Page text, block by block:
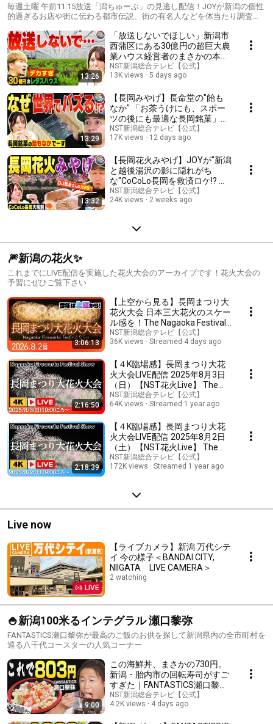
毎週土曜 午前11:15放送「潟ちゅーぶ」の見逃し配信！JOYが新潟の個性
的過ぎるお店や街に伝わる都市伝説、街の有名人などを体当たり調査し
13:26
「放送しないでほしい」新潟市
西蒲区にある30億円の超巨大農
業ハウス経営者のまさかの本
音… サッカーコートのようなレ
タス工場にJOYさん驚愕【潟ち
NST新潟総合テレビ【公式】
13K views
5 days ago
13:29
【長岡みやげ】長命堂の"飴も
なか" 「お茶うけにも、スポー
ツの後にも最適な長岡銘菓」が
令和に驚愕の大ブレイク！未知
の食感にJOYさんも夢中【潟ち
NST新潟総合テレビ【公式】
17K views
12 days ago
13:32
【長岡花火みやげ】JOYが"新潟
と越後湯沢の影に隠れがち
な"CoCoLo長岡を救済ロケ!? マ
ツコ絶賛かまぼこ&名物イタリ
アン爆食♪お土産ぴったりな地
NST新潟総合テレビ【公式】
24K views
2 weeks ago
🎆新潟の花火✨
これまでにLIVE配信を実施した花火大会のアーカイブです！花火大会の
予習にぜひご覧下さい
3:06:13
【上空から見る】長岡まつり大
花火大会 日本三大花火のスケー
ル感を！The Nagaoka Festival
The Grand Fireworks Show
NST新潟総合テレビ【公式】
36K views
Streamed 4 days ago
2:16:50
【４K臨場感】長岡まつり大花
火大会LIVE配信 2025年8月3日
（日）【NST花火Live】 The
Nagaoka Festival The Grand
Fireworks Show
NST新潟総合テレビ【公式】
64K views
Streamed 1 year ago
2:18:39
【４K臨場感】長岡まつり大花
火大会LIVE配信 2025年8月2日
（土）【NST花火Live】 The
Nagaoka Festival The Grand
Fireworks Show
NST新潟総合テレビ【公式】
172K views
Streamed 1 year ago
Live now
LIVE
【ライブカメラ】新潟 万代シテ
イ 今の様子＜BANDAI CITY,
NIIGATA LIVE CAMERA＞
2 watching
🍚新潟100米るインテグラル 瀬口黎弥
FANTASTICS瀬口黎弥が最高のご飯のお供を探して新潟県内の全市町村を
巡る八千代コースターの人気コーナー
9:00
この海鮮丼、まさかの730円。
新潟・胎内市の回転寿司がすご
すぎた｜FANTASTICS瀬口黎弥
【新潟100米るインテグラル】
NST新潟総合テレビ【公式】
4.2K views
4 days ago